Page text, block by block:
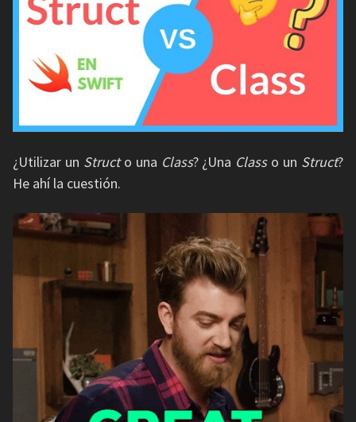
¿Utilizar un Structo una Class? ¿Una Classo un Struct?
He ahí la cuestión.